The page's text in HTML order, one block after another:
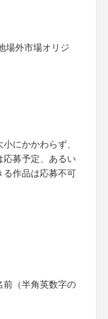
場外市場オリジ
にかかわらず、
募予定、あるい
る作品は応募不可
（半角英数字の